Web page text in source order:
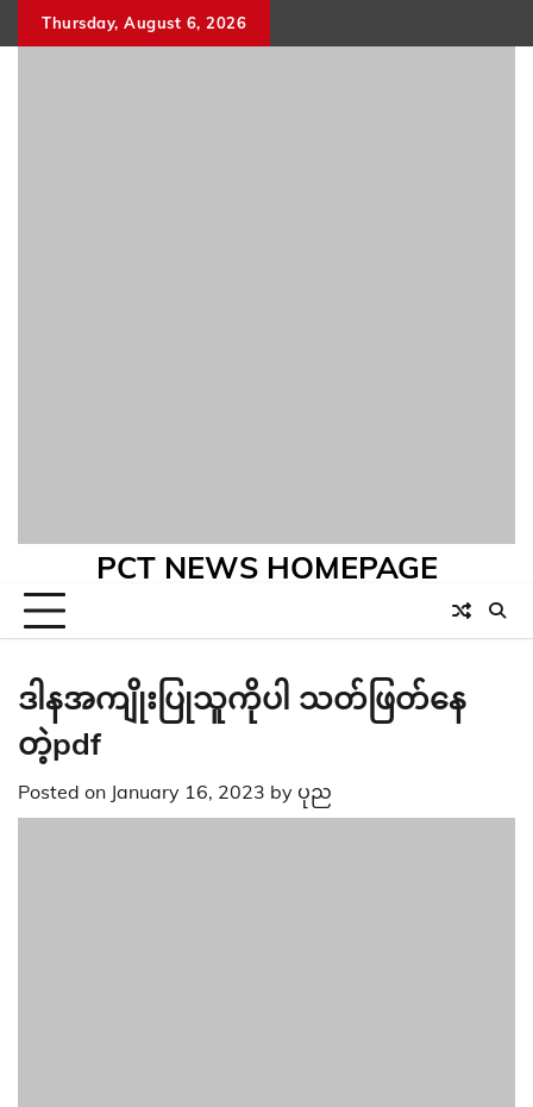
to
Thursday, August 6, 2026
PCT NEWS HOMEPAGE
ဒါနအကျိုးပြုသူကိုပါ သတ်ဖြတ်နေ
တဲ့pdf
Posted on January 16, 2023 by ပုည